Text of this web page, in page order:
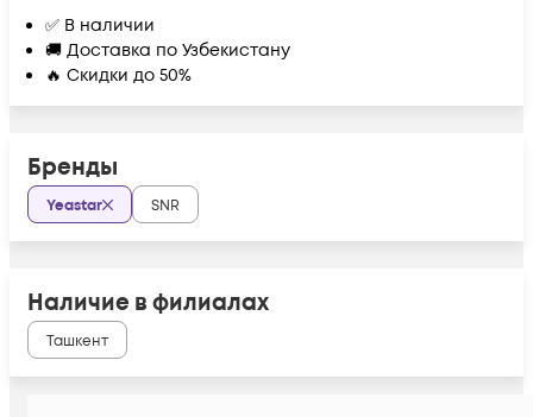
✅ В наличии
🚚 Доставка по Узбекистану
🔥 Скидки до 50%
Бренды
Yeastar SNR
Наличие в филиалах
Ташкент